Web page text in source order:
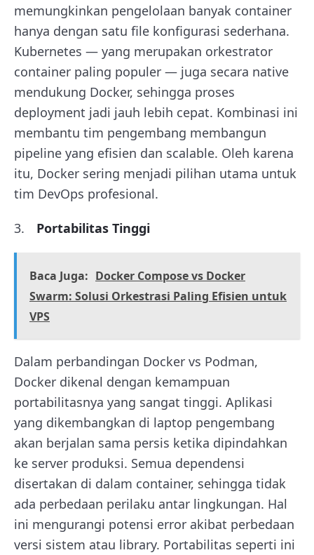
memungkinkan pengelolaan banyak container
hanya dengan satu file konfigurasi sederhana.
Kubernetes — yang merupakan orkestrator
container paling populer — juga secara native
mendukung Docker, sehingga proses
deployment jadi jauh lebih cepat. Kombinasi ini
membantu tim pengembang membangun
pipeline yang efisien dan scalable. Oleh karena
itu, Docker sering menjadi pilihan utama untuk
tim DevOps profesional.
Portabilitas Tinggi
Baca Juga: Docker Compose vs Docker
Swarm: Solusi Orkestrasi Paling Efisien untuk
VPS
Dalam perbandingan Docker vs Podman,
Docker dikenal dengan kemampuan
portabilitasnya yang sangat tinggi. Aplikasi
yang dikembangkan di laptop pengembang
akan berjalan sama persis ketika dipindahkan
ke server produksi. Semua dependensi
disertakan di dalam container, sehingga tidak
ada perbedaan perilaku antar lingkungan. Hal
ini mengurangi potensi error akibat perbedaan
versi sistem atau library. Portabilitas seperti ini